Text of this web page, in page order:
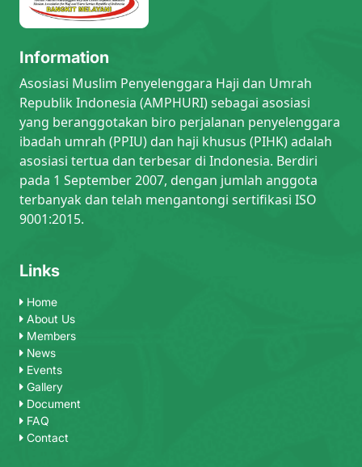
Information
Asosiasi Muslim Penyelenggara Haji dan Umrah
Republik Indonesia (AMPHURI) sebagai asosiasi
yang beranggotakan biro perjalanan penyelenggara
ibadah umrah (PPIU) dan haji khusus (PIHK) adalah
asosiasi tertua dan terbesar di Indonesia. Berdiri
pada 1 September 2007, dengan jumlah anggota
terbanyak dan telah mengantongi sertifikasi ISO
9001:2015.
Links
Home
About Us
Members
News
Events
Gallery
Document
FAQ
Contact